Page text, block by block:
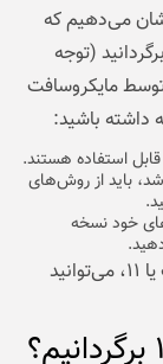
می‌دهیم که
چگونه ویندوز ۱۱ خود را به‌طور کامل به ویندوز ۱۰ برگردانید (توجه
باشید که ویندوز ۱۰ فقط تا ۱۴ اکتبر ۲۰۲۵ توسط مایکروسافت
داشته باشید:
ویندوز 10 به 11 گذشته باشد، باید از روش‌های
خود نسخه
در صورتی که هنوز نمی‌دانید ویندوز ۱۰ بهتر است یا ۱۱، می‌توانید